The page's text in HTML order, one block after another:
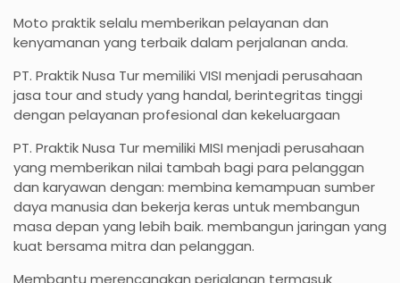
Moto praktik selalu memberikan pelayanan dan
kenyamanan yang terbaik dalam perjalanan anda.
PT. Praktik Nusa Tur memiliki VISI menjadi perusahaan
jasa tour and study yang handal, berintegritas tinggi
dengan pelayanan profesional dan kekeluargaan
PT. Praktik Nusa Tur memiliki MISI menjadi perusahaan
yang memberikan nilai tambah bagi para pelanggan
dan karyawan dengan: membina kemampuan sumber
daya manusia dan bekerja keras untuk membangun
masa depan yang lebih baik. membangun jaringan yang
kuat bersama mitra dan pelanggan.
Membantu merencanakan perjalanan termasuk